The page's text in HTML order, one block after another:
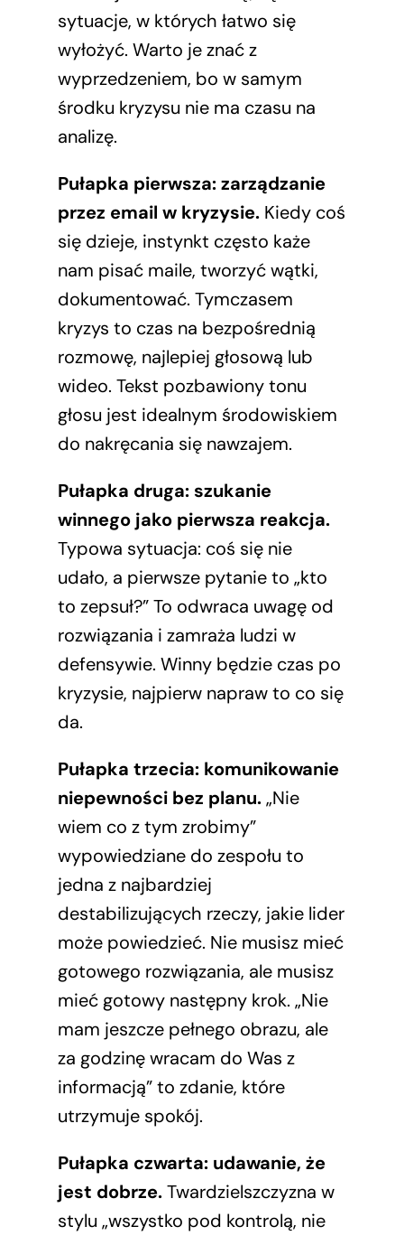
sytuacje, w których łatwo się
wyłożyć. Warto je znać z
wyprzedzeniem, bo w samym
środku kryzysu nie ma czasu na
analizę.
Pułapka pierwsza: zarządzanie
przez email w kryzysie.Kiedy coś
się dzieje, instynkt często każe
nam pisać maile, tworzyć wątki,
dokumentować. Tymczasem
kryzys to czas na bezpośrednią
rozmowę, najlepiej głosową lub
wideo. Tekst pozbawiony tonu
głosu jest idealnym środowiskiem
do nakręcania się nawzajem.
Pułapka druga: szukanie
winnego jako pierwsza reakcja.
Typowa sytuacja: coś się nie
udało, a pierwsze pytanie to „kto
to zepsuł?” To odwraca uwagę od
rozwiązania i zamraża ludzi w
defensywie. Winny będzie czas po
kryzysie, najpierw napraw to co się
da.
Pułapka trzecia: komunikowanie
niepewności bez planu.„Nie
wiem co z tym zrobimy”
wypowiedziane do zespołu to
jedna z najbardziej
destabilizujących rzeczy, jakie lider
może powiedzieć. Nie musisz mieć
gotowego rozwiązania, ale musisz
mieć gotowy następny krok. „Nie
mam jeszcze pełnego obrazu, ale
za godzinę wracam do Was z
informacją” to zdanie, które
utrzymuje spokój.
Pułapka czwarta: udawanie, że
jest dobrze.Twardzielszczyzna w
stylu „wszystko pod kontrolą, nie